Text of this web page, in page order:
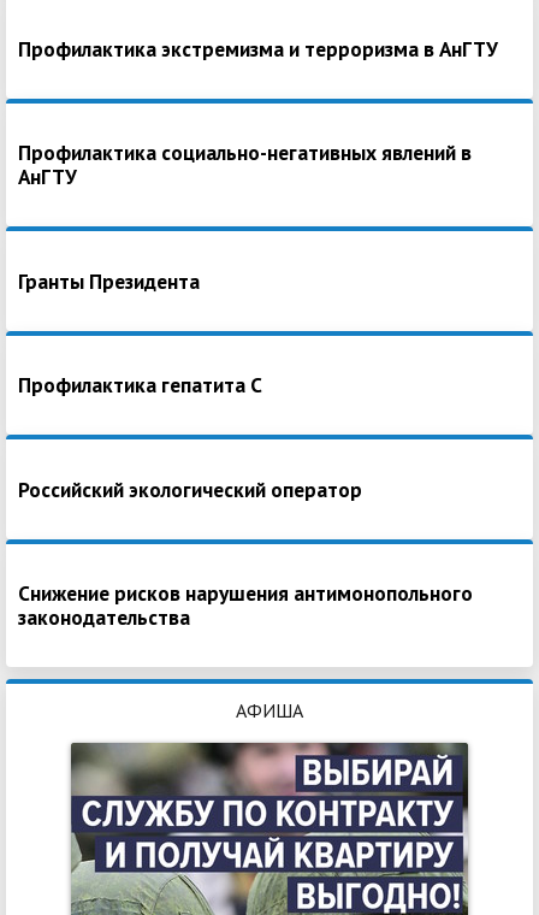
Профилактика экстремизма и терроризма в АнГТУ
Профилактика социально-негативных явлений в
АнГТУ
Гранты Президента
Профилактика гепатита С
Российский экологический оператор
Снижение рисков нарушения антимонопольного
законодательства
АФИША